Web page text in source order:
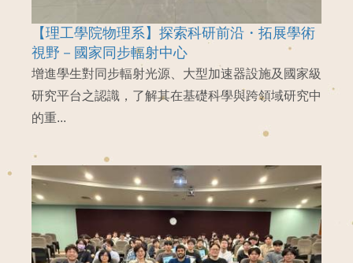
【理工學院物理系】探索科研前沿・拓展學術
視野－國家同步輻射中心
增進學生對同步輻射光源、大型加速器設施及國家級
研究平台之認識，了解其在基礎科學與跨領域研究中
的重...